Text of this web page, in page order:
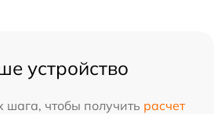
устройство
шага, чтобы получить расчет